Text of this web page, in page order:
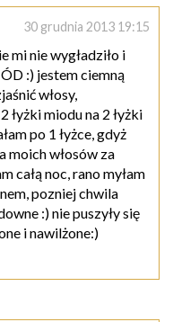
30 grudnia 2013 19:15
mi nie wygładziło i
:) jestem ciemną
włosy,
łyżki miodu na 2 łyżki
po 1 łyżce, gdyż
moich włosów za
całą noc, rano myłam
pozniej chwila
:) nie puszyły się
i nawilżone:)